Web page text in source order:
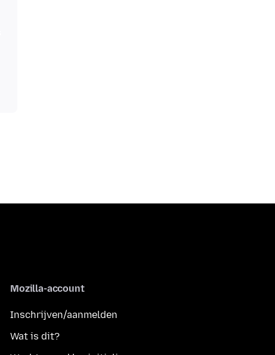
Mozilla-account
Inschrijven/aanmelden
Wat is dit?